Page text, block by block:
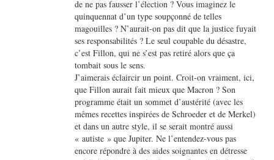
de ne pas fausser l’élection ? Vous imaginez le
quinquennat d’un type soupçonné de telles
magouilles ? N’aurait-on pas dit que la justice fuyait
ses responsabilités ? Le seul coupable du désastre,
c’est Fillon, qui ne s’est pas retiré alors que ça
tombait sous le sens.
J’aimerais éclaircir un point. Croit-on vraiment, ici,
que Fillon aurait fait mieux que Macron ? Son
programme était un sommet d’austérité (avec les
mêmes recettes inspirées de Schroeder et de Merkel)
et dans un autre style, il se serait montré aussi
« autiste » que Jupiter. Ne l’entendez-vous pas
encore répondre à des aides soignantes en détresse